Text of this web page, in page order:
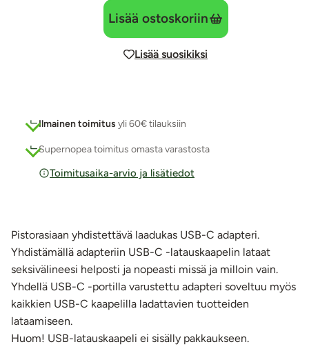
Lisää ostoskoriin
Lisää suosikiksi
Ilmainen toimitus yli 60€ tilauksiin
Supernopea toimitus omasta varastosta
Toimitusaika-arvio ja lisätiedot
Pistorasiaan yhdistettävä laadukas USB-C adapteri.
Yhdistämällä adapteriin USB-C -latauskaapelin lataat
seksivälineesi helposti ja nopeasti missä ja milloin vain.
Yhdellä USB-C -portilla varustettu adapteri soveltuu myös
kaikkien USB-C kaapelilla ladattavien tuotteiden
lataamiseen.
Huom! USB-latauskaapeli ei sisälly pakkaukseen.